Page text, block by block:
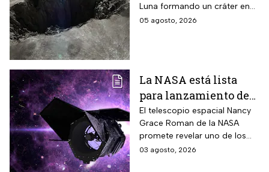
Luna formando un cráter en
nuestro satélite natural, ¿qué
05 agosto, 2026
La NASA está lista
para lanzamiento del
telescopio espacial
Nancy Grace Roman
El telescopio espacial Nancy
Grace Roman de la NASA
promete revelar uno de los
misterios más grandes del
03 agosto, 2026